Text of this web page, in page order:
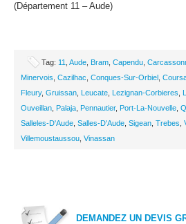
(Département 11 – Aude)
Tag: 11 Aude Bram Capendu
Minervois Cazilhac Conques-Sur-Orbiel
Fleury, Gruissan Leucate Lezignan-Corbieres
Ouveillan Palaja Pennautier, Port-La-Nouvelle
Salleles-D'Aude Salles-D'Aude Sigean Trebes
Villemoustaussou Vinassan
DEMANDEZ UN DEVIS